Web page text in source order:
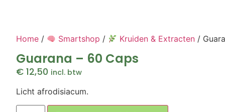
Home / Smartshop / Kruiden & Extracten /
Guarana – 60 Caps
€ 12,50 incl. btw
Licht afrodisiacum.